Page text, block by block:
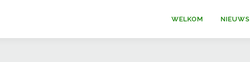
WELKOM NIEUWS